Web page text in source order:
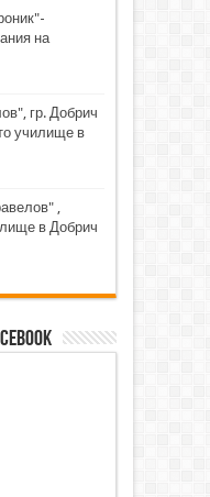
на
гр. Добрич
училище в
,
в Добрич